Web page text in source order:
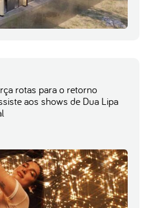
rotas para o retorno
aos shows de Dua Lipa